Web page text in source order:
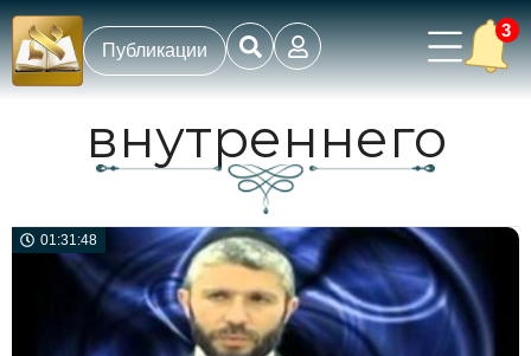
Публикации
3
внутреннего
01:31:48